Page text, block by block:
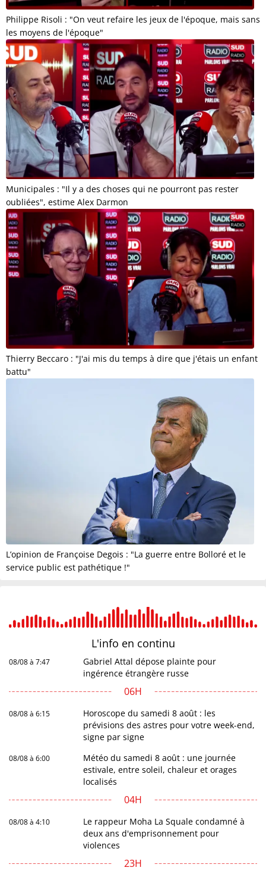
Philippe Risoli : "On veut refaire les jeux de l'époque, mais sans
les moyens de l'époque"
Municipales : "Il y a des choses qui ne pourront pas rester
oubliées", estime Alex Darmon
Thierry Beccaro : "J'ai mis du temps à dire que j'étais un enfant
battu"
L’opinion de Françoise Degois : "La guerre entre Bolloré et le
service public est pathétique !"
L'info en continu
08/08 à 7:47
Gabriel Attal dépose plainte pour
ingérence étrangère russe
06H
08/08 à 6:15
Horoscope du samedi 8 août : les
prévisions des astres pour votre week-end,
signe par signe
08/08 à 6:00
Météo du samedi 8 août : une journée
estivale, entre soleil, chaleur et orages
localisés
04H
08/08 à 4:10
Le rappeur Moha La Squale condamné à
deux ans d'emprisonnement pour
violences
23H